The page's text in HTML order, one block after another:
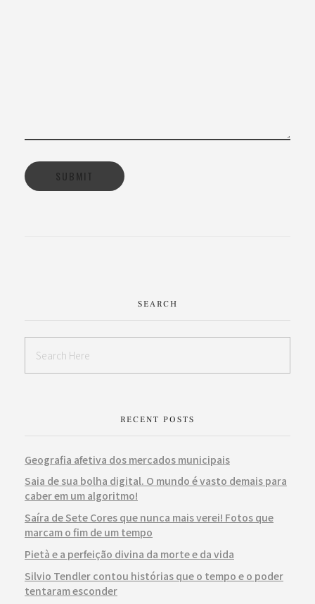
SEARCH
RECENT POSTS
Geografia afetiva dos mercados municipais
Saia de sua bolha digital. O mundo é vasto demais para
caber em um algoritmo!
Saíra de Sete Cores que nunca mais verei! Fotos que
marcam o fim de um tempo
Pietà e a perfeição divina da morte e da vida
Silvio Tendler contou histórias que o tempo e o poder
tentaram esconder